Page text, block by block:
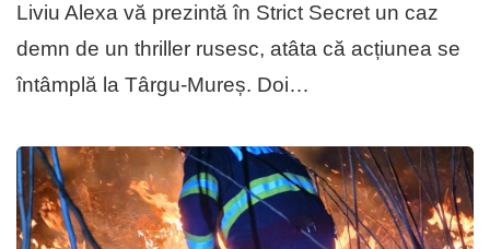
Liviu Alexa vă prezintă în Strict Secret un caz
demn de un thriller rusesc, atâta că acțiunea se
întâmplă la Târgu-Mureș. Doi…